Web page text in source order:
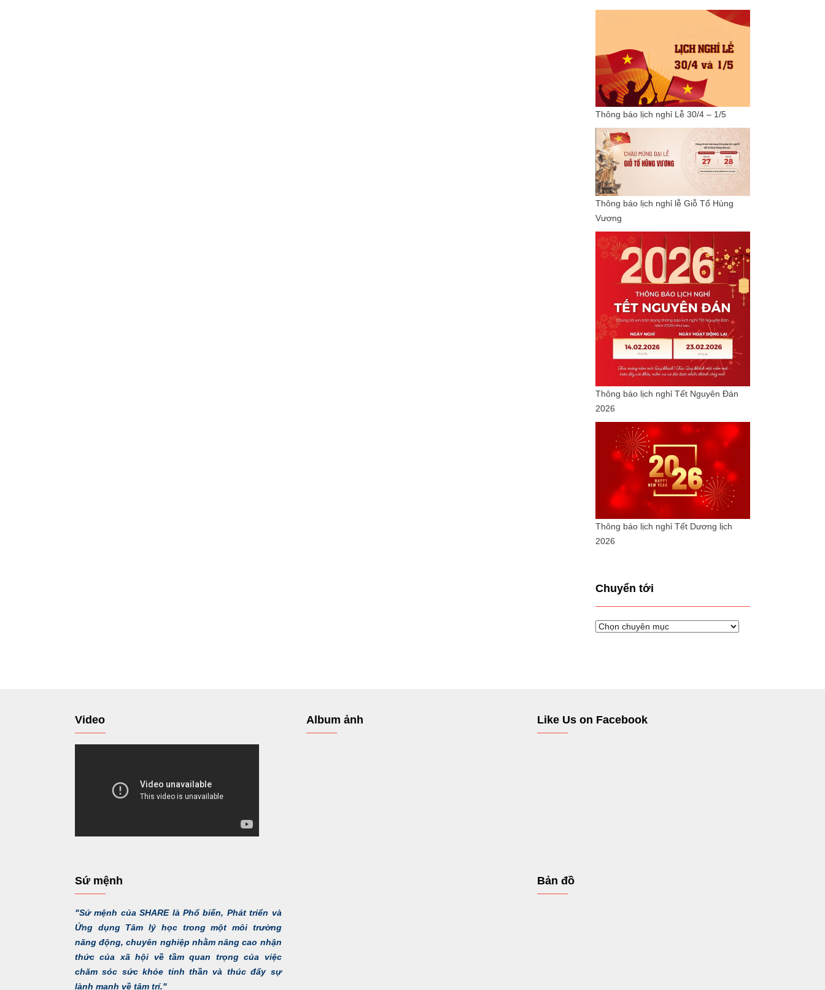
Thông báo lịch nghỉ Lễ 30/4 – 1/5
Thông báo lịch nghỉ lễ Giỗ Tổ Hùng
Vương
Thông báo lịch nghỉ Tết Nguyên Đán
2026
Thông báo lịch nghỉ Tết Dương lịch
2026
Chuyển tới
Chuyển
Video
Sứ mệnh
"Sứ mệnh của SHARE là Phổ biến, Phát triển và
Ứng dụng Tâm lý học trong một môi trường
năng động, chuyên nghiệp nhằm nâng cao nhận
thức của xã hội về tầm quan trọng của việc
chăm sóc sức khỏe tinh thần và thúc đẩy sự
lành mạnh về tâm trí."
Album ảnh Like Us on Facebook
Bản đồ